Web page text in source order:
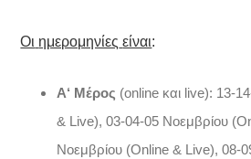
Οι ημερομηνίες είναι:
Α‘ Μέρος (online και live): 13-
& Live), 03-04-05 Νοεμβρίου
Νοεμβρίου (Online & Live), 08-